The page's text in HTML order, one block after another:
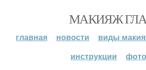
МАКИЯЖ
главная новости виды
инструкции
фото